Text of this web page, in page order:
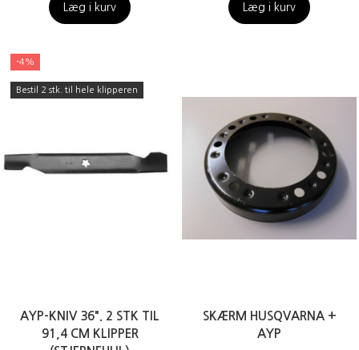
Læg i kurv Læg i kurv
-4%
Bestil 2 stk. til hele klipperen
AYP-KNIV 36". 2 STK TIL
91,4 CM KLIPPER
SKÆRM HUSQVARNA +
AYP